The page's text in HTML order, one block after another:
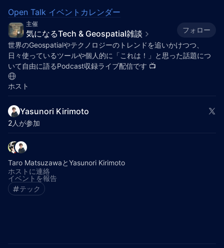
Open Talk イベントカレンダー
主催
気になるTech & Geospatial雑談
フォロー
世界のGeospatialやテクノロジーのトレンドを追いかけつつ、
日々使っているツールや個人的に「これは！」と思った話題につ
いて自由に語るPodcast収録ライブ配信です 📺️
ホスト
Yasunori Kirimoto
2人が参加
Taro MatsuzawaとYasunori Kirimoto
ホストに連絡
イベントを報告
テック